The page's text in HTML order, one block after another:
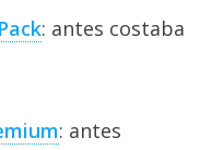
: antes costaba
: antes